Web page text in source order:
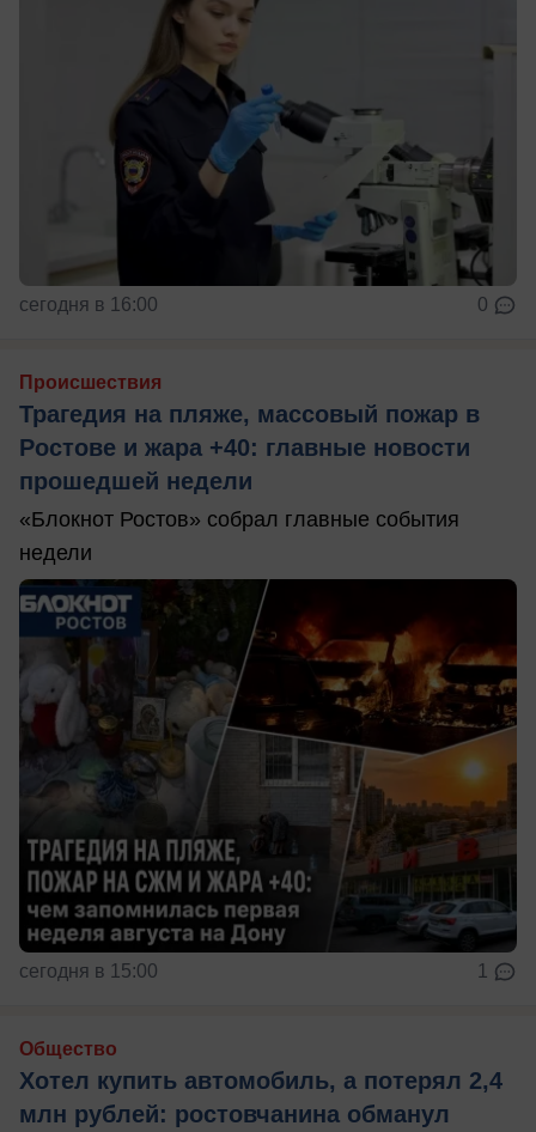
сегодня в 16:00 0
Происшествия
Трагедия на пляже, массовый пожар в
Ростове и жара +40: главные новости
прошедшей недели
«Блокнот Ростов» собрал главные события
недели
сегодня в 15:00 1
Общество
Хотел купить автомобиль, а потерял 2,4
млн рублей: ростовчанина обманул